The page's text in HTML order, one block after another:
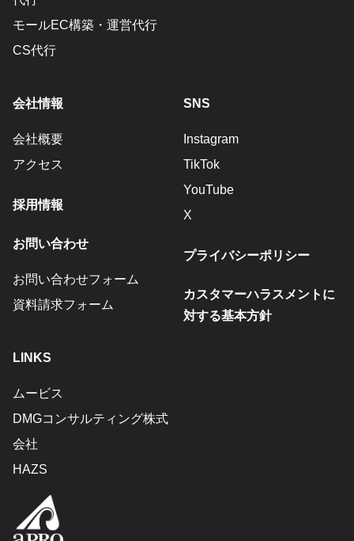
モールEC構築・運営代行
CS代行
会社情報
会社概要
アクセス
採用情報
お問い合わせ
お問い合わせフォーム
資料請求フォーム
SNS
Instagram
TikTok
YouTube
X
プライバシーポリシー
カスタマーハラスメントに
対する基本方針
LINKS
ムービス
DMGコンサルティング株式
会社
HAZS